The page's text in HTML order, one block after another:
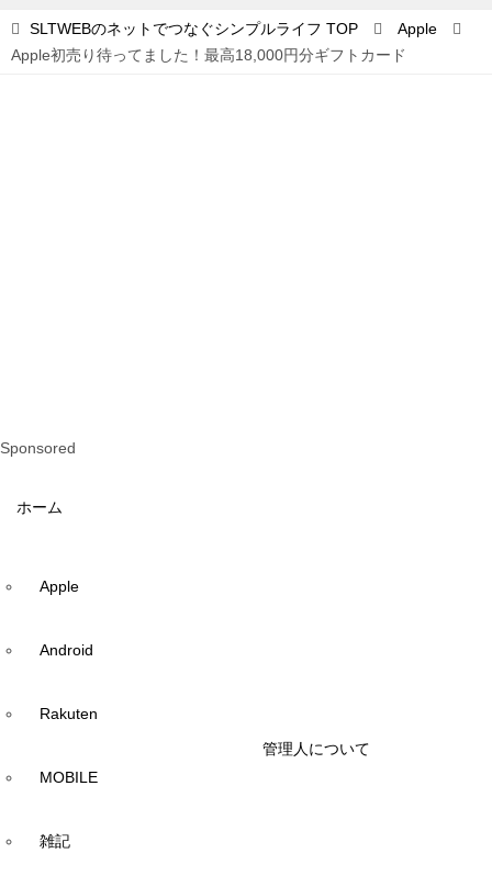
SLTWEBのネットでつなぐシンプルライフ TOP
Apple
Apple初売り待ってました！最高18,000円分ギフトカード
Sponsored
ホーム
Apple
Android
Rakuten
MOBILE
雑記
管理人について